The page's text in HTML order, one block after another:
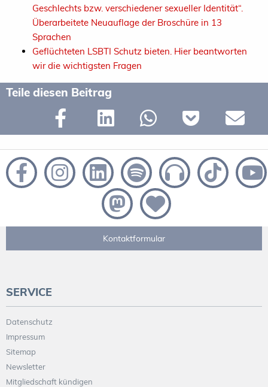
Geschlechts bzw. verschiedener sexueller Identität“.
Überarbeitete Neuauflage der Broschüre in 13
Sprachen
Geflüchteten LSBTI Schutz bieten. Hier beantworten
wir die wichtigsten Fragen
Teile diesen Beitrag
Kontaktformular
SERVICE
Datenschutz
Impressum
Sitemap
Newsletter
Mitgliedschaft kündigen